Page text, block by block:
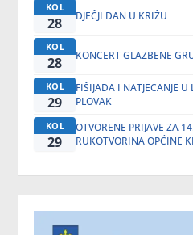
KOL
28 DJEČJI DAN U KRIŽU
KOL
28 KONCERT GLAZBENE
KOL
29
FIŠIJADA I NATJECANJE
PLOVAK
KOL
29
OTVORENE PRIJAVE ZA
RUKOTVORINA OPĆINE